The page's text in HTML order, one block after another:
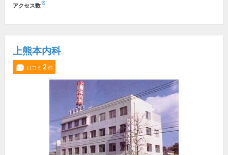
アクセス数※
上熊本内科
口コミ 2件